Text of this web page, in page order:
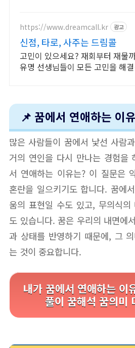
https://www.dreamcall.kr 광고
신점, 타로, 사주는 드림콜
고민이 있으세요? 재회부터 재물
유명 선생님들이 모든 고민을 해
📌 꿈에서 연애하는 이
많은 사람들이 꿈에서 낯선 사람
거의 연인을 다시 만나는 경험을
서 연애하는 이유는? 이 질문은
혼란을 일으키기도 합니다. 꿈에
움의 표현일 수도 있고, 무의식
도 있습니다. 꿈은 우리의 내면에
과 상태를 반영하기 때문에, 그
는 것이 중요합니다.
내가 꿈에서 연애하는 이
풀이 꿈해석 꿈의미